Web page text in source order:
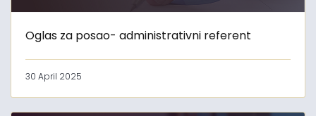
Oglas za posao- administrativni referent
30 April 2025